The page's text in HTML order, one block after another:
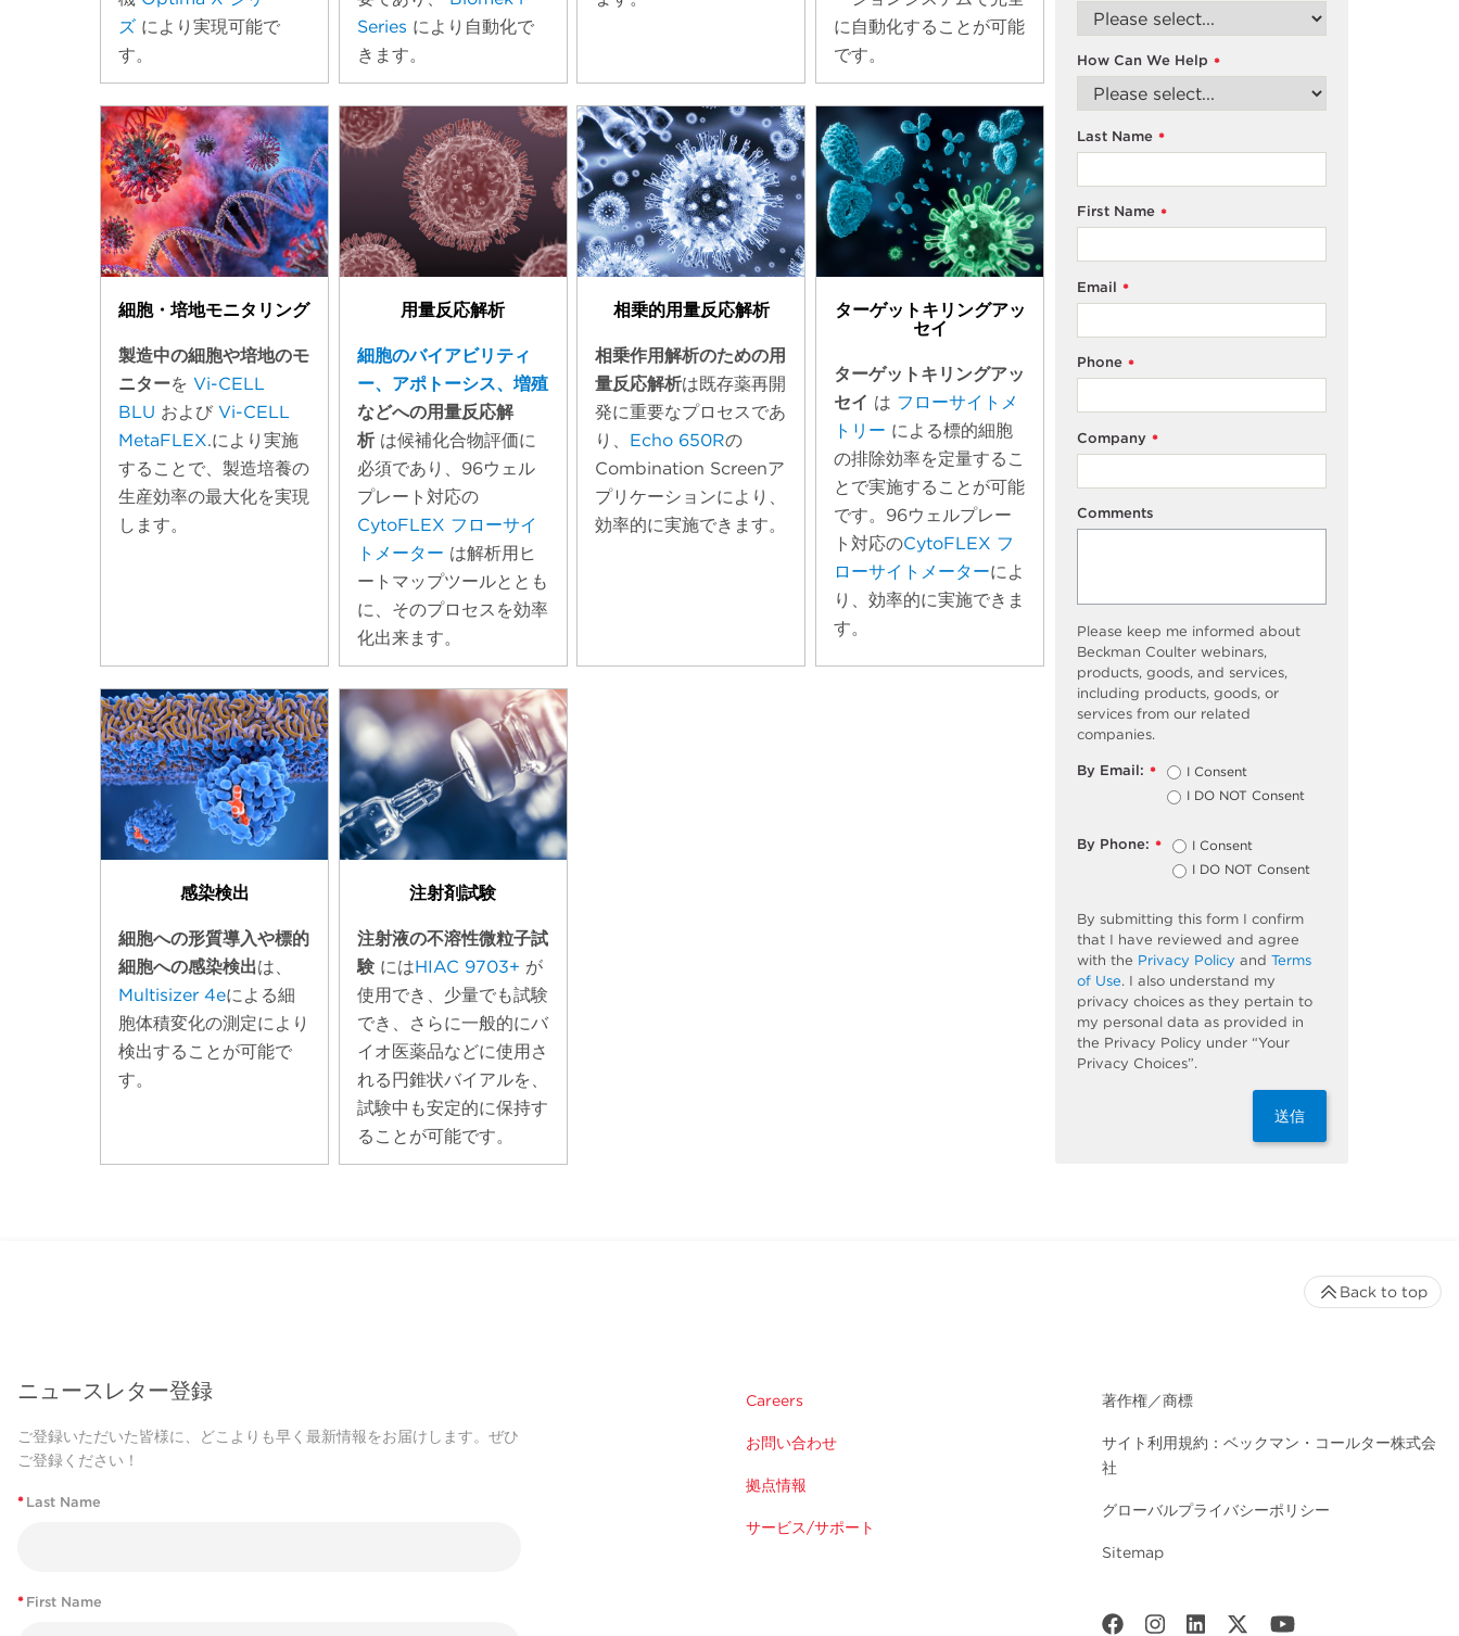
ズ により実現可能で
す。
Series により自動化で
きます。
に自動化することが可能
です。
細胞・培地モニタリング
製造中の細胞や培地のモ
ニターを Vi-CELL
BLU および Vi-CELL
MetaFLEX.により実施
することで、製造培養の
生産効率の最大化を実現
します。
用量反応解析
細胞のバイアビリティ
ー、アポトーシス、増殖
などへの用量反応解
析は候補化合物評価に
必須であり、96ウェル
プレート対応の
CytoFLEX フローサイ
トメーター は解析用ヒ
ートマップツールととも
に、そのプロセスを効率
化出来ます。
相乗的用量反応解析
相乗作用解析のための用
量反応解析は既存薬再開
発に重要なプロセスであ
り、 Echo 650Rの
Combination Screenア
プリケーションにより、
効率的に実施できます。
ターゲットキリングアッ
セイ
ターゲットキリングアッ
セイ は フローサイトメ
トリー による標的細胞
の排除効率を定量するこ
とで実施することが可能
です。96ウェルプレー
ト対応のCytoFLEX フ
ローサイトメーターによ
り、効率的に実施できま
す。
感染検出
細胞への形質導入や標的
細胞への感染検出は、
Multisizer 4eによる細
胞体積変化の測定により
検出することが可能で
す。
注射剤試験
注射液の不溶性微粒子試
験にはHIAC 9703+ が
使用でき、少量でも試験
でき、さらに一般的にバ
イオ医薬品などに使用さ
れる円錐状バイアルを、
試験中も安定的に保持す
ることが可能です。
*
How Can We Help
*
Last Name
*
First Name
*
Email
*
Phone
*
Company
Comments
Please keep me informed about
Beckman Coulter webinars,
products, goods, and services,
including products, goods, or
services from our related
companies.
*
By Email:
I Consent
I DO NOT Consent
*
By Phone:
I Consent
I DO NOT Consent
By submitting this form I confirm
that I have reviewed and agree
with the Privacy Policy and Terms
of Use. I also understand my
privacy choices as they pertain to
my personal data as provided in
the Privacy Policy under “Your
Privacy Choices”.
送信
ニュースレター登録
ご登録いただいた皆様に、どこよりも早く最新情報をお届けします。ぜひ
ご登録ください！
* Last Name
* First Name
Careers
お問い合わせ
拠点情報
サービス/サポート
著作権／商標
サイト利用規約：ベックマン・コールター株式会
社
グローバルプライバシーポリシー
Sitemap
Back to top